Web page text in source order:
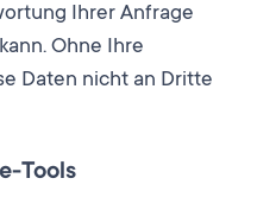
Ihrer Anfrage
Ohne Ihre
Daten nicht an Dritte
Tools